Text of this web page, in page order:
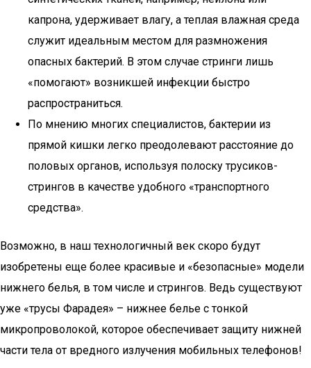
капрона, удерживает влагу, а теплая влажная среда
служит идеальным местом для размножения
опасных бактерий. В этом случае стринги лишь
«помогают» возникшей инфекции быстро
распространиться.
По мнению многих специалистов, бактерии из
прямой кишки легко преодолевают расстояние до
половых органов, используя полоску трусиков-
стрингов в качестве удобного «транспортного
средства».
Возможно, в наш технологичный век скоро будут
изобретены еще более красивые и «безопасные» модели
нижнего белья, в том числе и стрингов. Ведь существуют
уже «трусы Фарадея» – нижнее белье с тонкой
микропроволокой, которое обеспечивает защиту нижней
части тела от вредного излучения мобильных телефонов!